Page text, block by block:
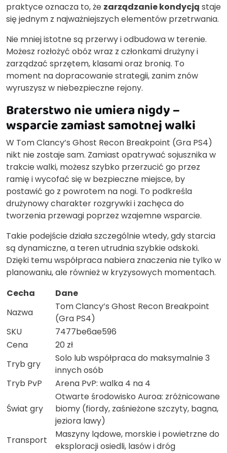
praktyce oznacza to, że zarządzanie kondycją staje
się jednym z najważniejszych elementów przetrwania.
Nie mniej istotne są przerwy i odbudowa w terenie.
Możesz rozłożyć obóz wraz z członkami drużyny i
zarządzać sprzętem, klasami oraz bronią. To
moment na dopracowanie strategii, zanim znów
wyruszysz w niebezpieczne rejony.
Braterstwo nie umiera nigdy –
wsparcie zamiast samotnej walki
W Tom Clancy’s Ghost Recon Breakpoint (Gra PS4)
nikt nie zostaje sam. Zamiast opatrywać sojusznika w
trakcie walki, możesz szybko przerzucić go przez
ramię i wycofać się w bezpieczne miejsce, by
postawić go z powrotem na nogi. To podkreśla
drużynowy charakter rozgrywki i zachęca do
tworzenia przewagi poprzez wzajemne wsparcie.
Takie podejście działa szczególnie wtedy, gdy starcia
są dynamiczne, a teren utrudnia szybkie odskoki.
Dzięki temu współpraca nabiera znaczenia nie tylko w
planowaniu, ale również w kryzysowych momentach.
Cecha
Dane
Nazwa
Tom Clancy’s Ghost Recon Breakpoint
(Gra PS4)
SKU
7477be6ae596
Cena
20 zł
Tryb gry
Solo lub współpraca do maksymalnie 3
innych osób
Tryb PvP
Arena PvP: walka 4 na 4
Świat gry
Otwarte środowisko Auroa: zróżnicowane
biomy (fiordy, zaśnieżone szczyty, bagna,
jeziora lawy)
Transport
Maszyny lądowe, morskie i powietrzne do
eksploracji osiedli, lasów i dróg